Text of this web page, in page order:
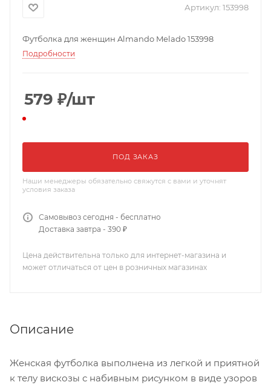
Артикул: 153998
Футболка для женщин Almando Melado 153998
Подробности
579 ₽/шт
ПОД ЗАКАЗ
Наши менеджеры обязательно свяжутся с вами и уточнят
условия заказа
Самовывоз сегодня - бесплатно
Доставка завтра - 390 ₽
Цена действительна только для интернет-магазина и
может отличаться от цен в розничных магазинах
Описание
Женская футболка выполнена из легкой и приятной
к телу вискозы с набивным рисунком в виде узоров